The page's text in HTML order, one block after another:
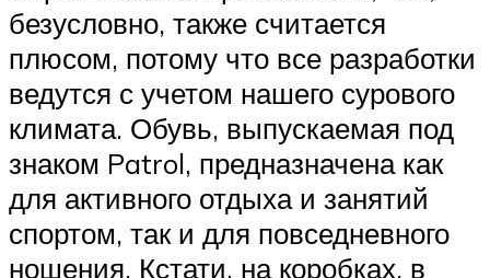
безусловно, также считается
плюсом, потому что все разработки
ведутся с учетом нашего сурового
климата. Обувь, выпускаемая под
знаком Patrol, предназначена как
для активного отдыха и занятий
спортом, так и для повседневного
ношения. Кстати, на коробках, в